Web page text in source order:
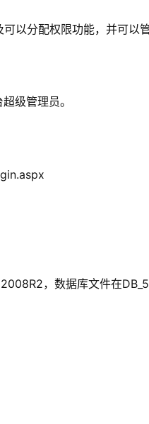
以分配权限功能，并可以
级管理员。
，数据库文件在